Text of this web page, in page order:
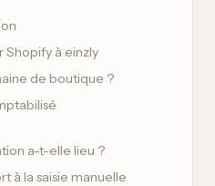
à einzly
de boutique ?
a-t-elle lieu ?
à la saisie manuelle